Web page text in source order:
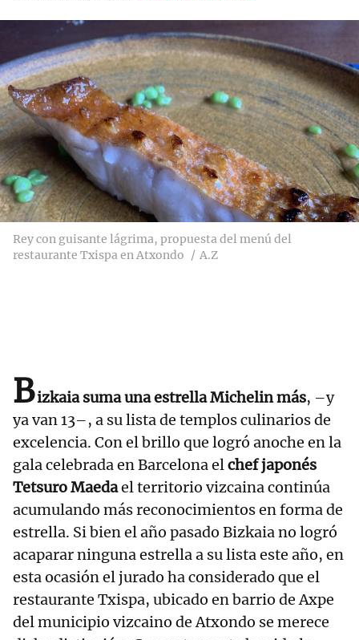
Rey con guisante lágrima, propuesta del menú del
restaurante Txispa en Atxondo
A.Z
Bizkaia suma una estrella Michelin más, –y
ya van 13–, a su lista de templos culinarios de
excelencia. Con el brillo que logró anoche en la
gala celebrada en Barcelona elchef japonés
Tetsuro Maedael territorio vizcaina continúa
acumulando más reconocimientos en forma de
estrella. Si bien el año pasado Bizkaia no logró
acaparar ninguna estrella a su lista este año, en
esta ocasión el jurado ha considerado que el
restaurante Txispa, ubicado en barrio de Axpe
del municipio vizcaino de Atxondo se merece